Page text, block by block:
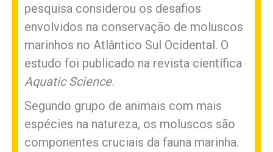
pesquisa considerou os desafios
envolvidos na conservação de moluscos
marinhos no Atlântico Sul Ocidental. O
estudo foi publicado na revista científica
Aquatic Science.
Segundo grupo de animais com mais
espécies na natureza, os moluscos são
componentes cruciais da fauna marinha.